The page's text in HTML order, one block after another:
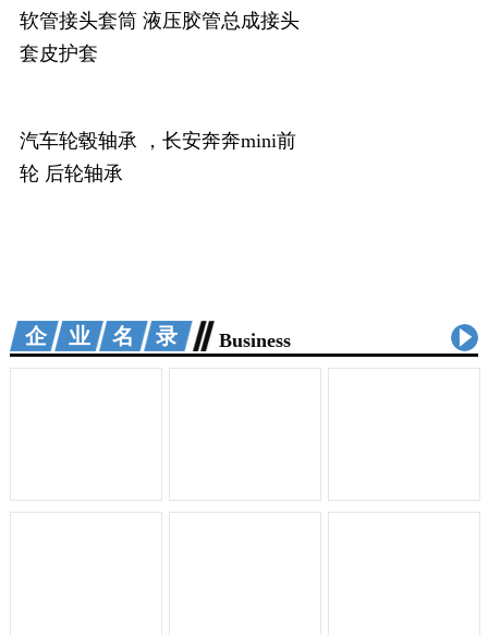
软管接头套筒 液压胶管总成接头
套皮护套
汽车轮毂轴承 ，长安奔奔mini前
轮 后轮轴承
企业名录 Business